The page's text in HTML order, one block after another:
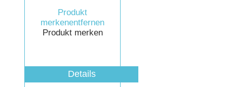
Produkt
merkenentfernen
Produkt merken
Details